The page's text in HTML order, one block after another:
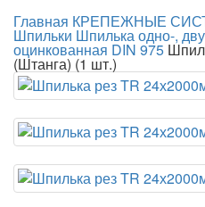
Главная КРЕПЕЖНЫЕ
Шпильки Шпилька одно-,
оцинкованная DIN 975
(Штанга) (1 шт.)